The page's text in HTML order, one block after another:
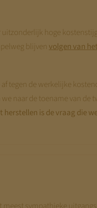
hoge
blijven volgen van
tegen de werkelijke
naar de toename van de
is de vraag die